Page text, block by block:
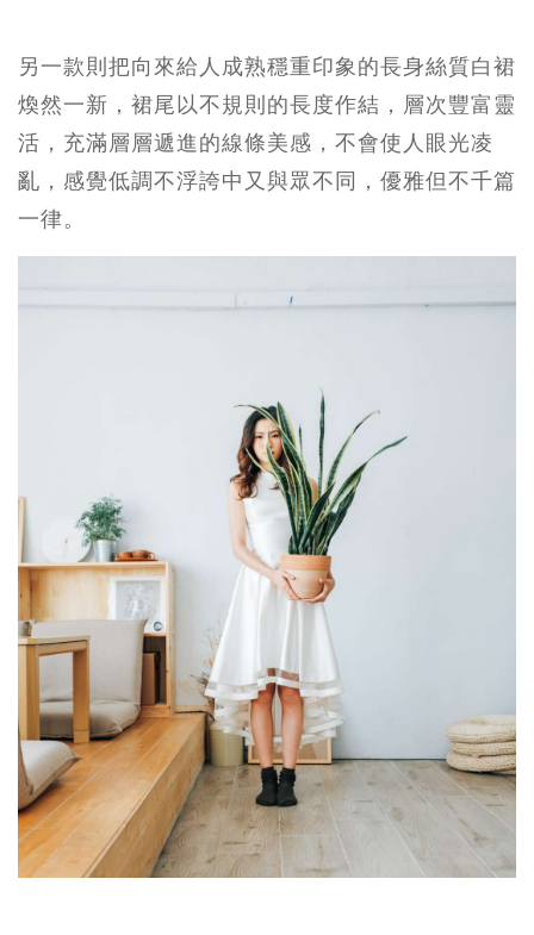
另一款則把向來給人成熟穩重印象的長身絲質白裙
煥然一新，裙尾以不規則的長度作結，層次豐富靈
活，充滿層層遞進的線條美感，不會使人眼光凌
亂，感覺低調不浮誇中又與眾不同，優雅但不千篇
一律。